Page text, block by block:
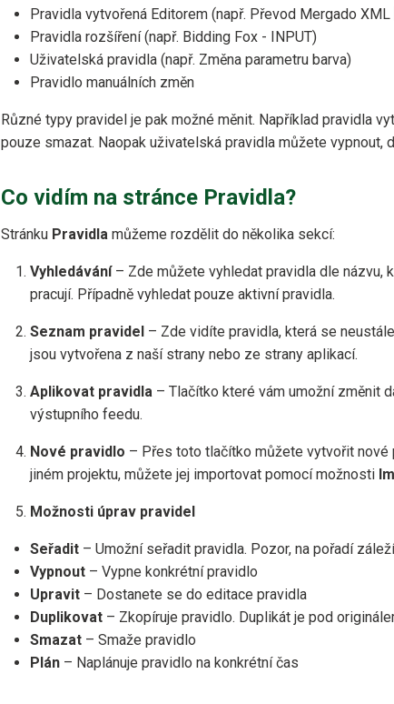
Pravidla vytvořená Editorem (např. Převod Mergado
Pravidla rozšíření (např. Bidding Fox - INPUT)
Uživatelská pravidla (např. Změna parametru barva)
Pravidlo manuálních změn
Různé typy pravidel je pak možné měnit. Například pravidla
pouze smazat. Naopak uživatelská pravidla můžete vypnout,
Co vidím na stránce Pravidla?
Stránku Pravidla můžeme rozdělit do několika sekcí:
Vyhledávání– Zde můžete vyhledat pravidla dle názvu,
pracují. Případně vyhledat pouze aktivní pravidla.
Seznam pravidel – Zde vidíte pravidla, která se
jsou vytvořena z naší strany nebo ze strany aplikací.
Aplikovat pravidla – Tlačítko které vám umožní změnit
výstupního feedu.
Nové pravidlo – Přes toto tlačítko můžete vytvořit nové
jiném projektu, můžete jej importovat pomocí možnosti
Možnosti úprav pravidel
Seřadit –⁠ Umožní seřadit pravidla. Pozor, na pořadí
Vypnout –⁠ Vypne konkrétní pravidlo
Upravit –⁠ Dostanete se do editace pravidla
Duplikovat –⁠ Zkopíruje pravidlo. Duplikát je pod
Smazat –⁠ Smaže pravidlo
Plán –⁠ Naplánuje pravidlo na konkrétní čas